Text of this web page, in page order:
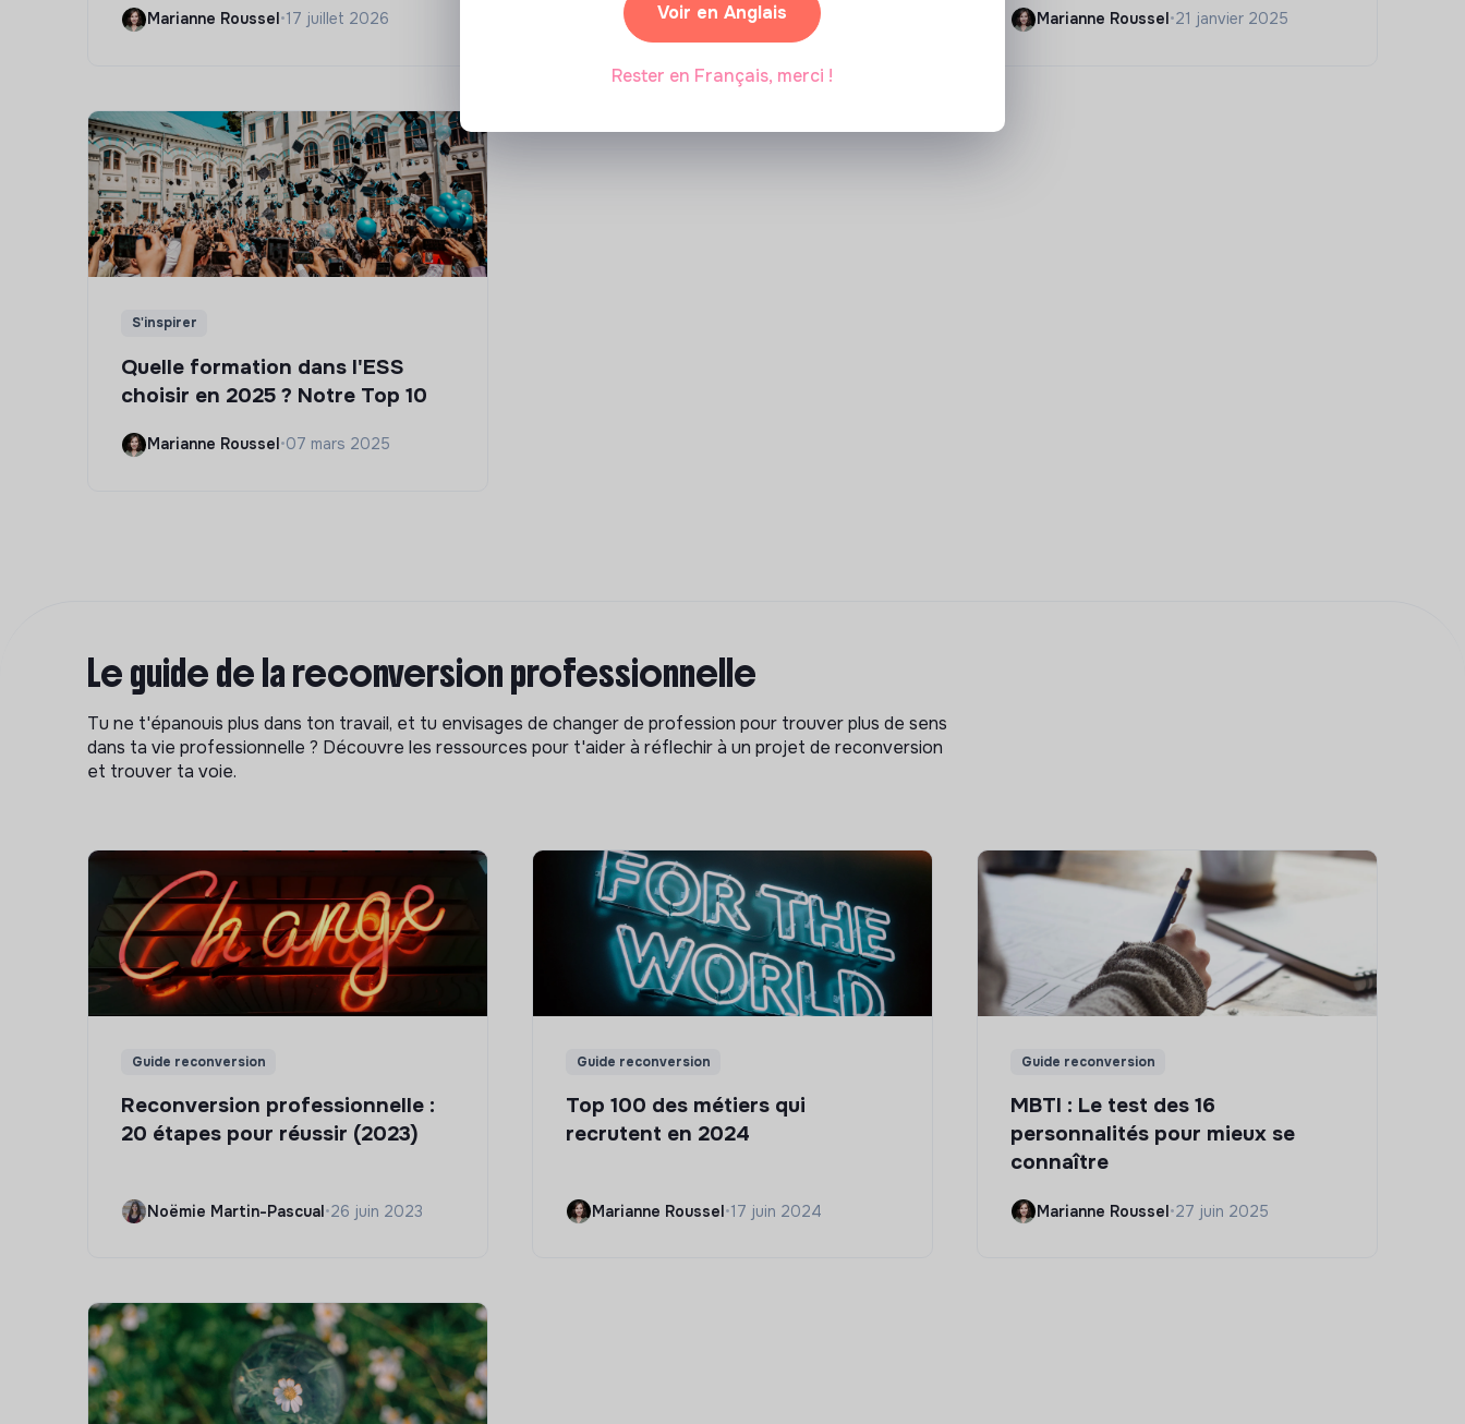
Marianne Roussel•17 juillet 2026 Marianne Roussel•09 janvier 2024 Marianne Roussel•21 janvier 2025
S'inspirer
Quelle formation dans l'ESS
choisir en 2025 ? Notre Top 10
Marianne Roussel•07 mars 2025
Le guide de la reconversion professionnelle
Tu ne t'épanouis plus dans ton travail, et tu envisages de changer de profession pour trouver plus de sens
dans ta vie professionnelle ? Découvre les ressources pour t'aider à réflechir à un projet de reconversion
et trouver ta voie.
Guide reconversion
Reconversion professionnelle :
20 étapes pour réussir (2023)
Noëmie Martin-Pascual•26 juin 2023
Guide reconversion
Top 100 des métiers qui
recrutent en 2024
Marianne Roussel•17 juin 2024
Guide reconversion
MBTI : Le test des 16
personnalités pour mieux se
connaître
Marianne Roussel•27 juin 2025
Voir en Anglais
Rester en Français, merci !